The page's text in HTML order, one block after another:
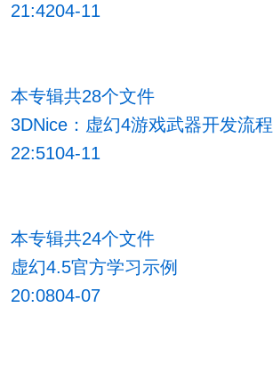
21:4204-11
本专辑共28个文件
3DNice：虚幻4游戏武器开发流程
22:5104-11
本专辑共24个文件
虚幻4.5官方学习示例
20:0804-07